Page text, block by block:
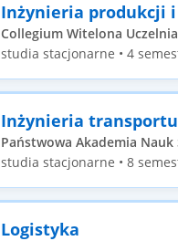
Inżynieria produkcji
Collegium Witelona
studia stacjonarne • 4
Inżynieria
Państwowa Akademia
studia stacjonarne • 8
Logistyka